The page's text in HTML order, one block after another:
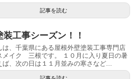
記事を読む
装工事シーズン！！
は、千葉県にある屋根外壁塗装工事専門店
メイク 三根です。 １０月に入り夏日の暑
ば、次の日は１１月並みの寒さなど...